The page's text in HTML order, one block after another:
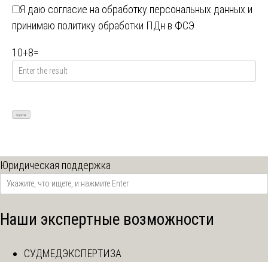
Я даю согласие на обработку персональных данных и
принимаю политику обработки ПДн в ФСЭ
10+8=
Юридическая поддержка
Наши экспертные возможности
СУДМЕДЭКСПЕРТИЗА